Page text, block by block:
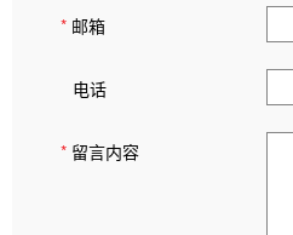
* 邮箱
电话
* 留言内容